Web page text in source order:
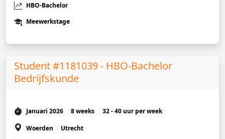
HBO-Bachelor
Meewerkstage
Student #1181039 - HBO-Bachelor
Bedrijfskunde
Januari 2026 8 weeks
32 - 40 uur per week
Woerden
Utrecht